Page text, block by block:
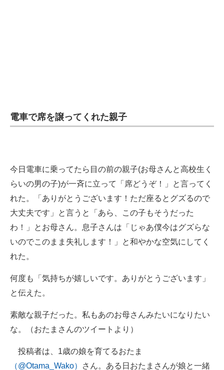
電車で席を譲ってくれた親子
今日電車に乗ってたら目の前の親子(お母さんと高校生く
らいの男の子)が一斉に立って「席どうぞ！」と言ってく
れた。「ありがとうございます！ただ座るとグズるので
大丈夫です」と言うと「あら、この子もそうだった
わ！」とお母さん。息子さんは「じゃあ僕今はグズらな
いのでこのまま失礼します！」と和やかな空気にしてく
れた。
何度も「気持ちが嬉しいです。ありがとうございます」
と伝えた。
素敵な親子だった。私もあのお母さんみたいになりたい
な。（おたまさんのツイートより）
投稿者は、1歳の娘を育てるおたま
（@Otama_Wako）
さん。ある日おたまさんが娘と一緒